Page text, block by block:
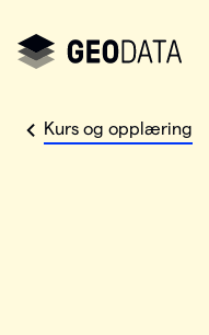
Kurs og opplæring